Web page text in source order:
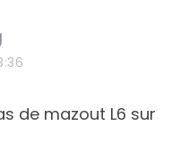
de mazout L6 sur